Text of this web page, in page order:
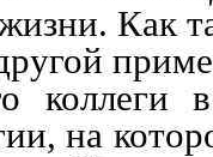
Как
коллеги
на